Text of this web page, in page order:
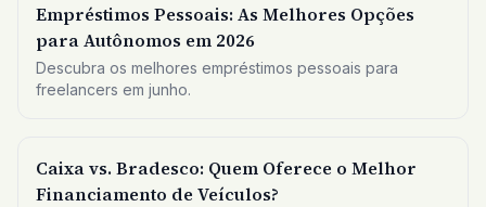
Empréstimos Pessoais: As Melhores Opções
para Autônomos em 2026
Descubra os melhores empréstimos pessoais para
freelancers em junho.
Caixa vs. Bradesco: Quem Oferece o Melhor
Financiamento de Veículos?